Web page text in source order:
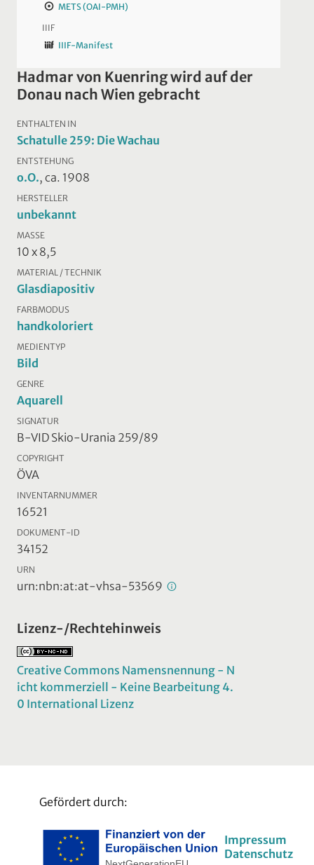
METS (OAI-PMH)
IIIF
IIIF-Manifest
Hadmar von Kuenring wird auf der
Donau nach Wien gebracht
ENTHALTEN IN
Schatulle 259: Die Wachau
ENTSTEHUNG
o.O., ca. 1908
HERSTELLER
unbekannt
MASSE
10 x 8,5
MATERIAL / TECHNIK
Glasdiapositiv
FARBMODUS
handkoloriert
MEDIENTYP
Bild
GENRE
Aquarell
SIGNATUR
B-VID Skio-Urania 259/89
COPYRIGHT
ÖVA
INVENTARNUMMER
16521
DOKUMENT-ID
34152
URN
urn:nbn:at:at-vhsa-53569
Lizenz-/Rechtehinweis
Creative Commons Namensnennung - N
icht kommerziell - Keine Bearbeitung 4.
0 International Lizenz
Gefördert durch:
Impressum
Datenschutz